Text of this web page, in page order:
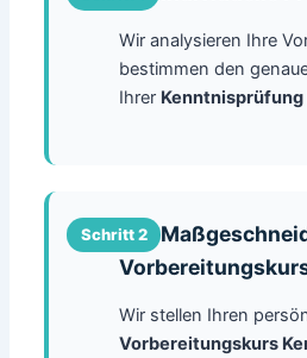
Wir analysieren Ihre
bestimmen den
Ihrer Kenntnisprüfung
Wir stellen Ihren
Vorbereitungskurs